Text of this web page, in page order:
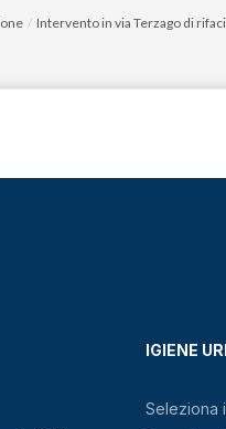
Intervento in via Terzago di
IGIENE
Seleziona